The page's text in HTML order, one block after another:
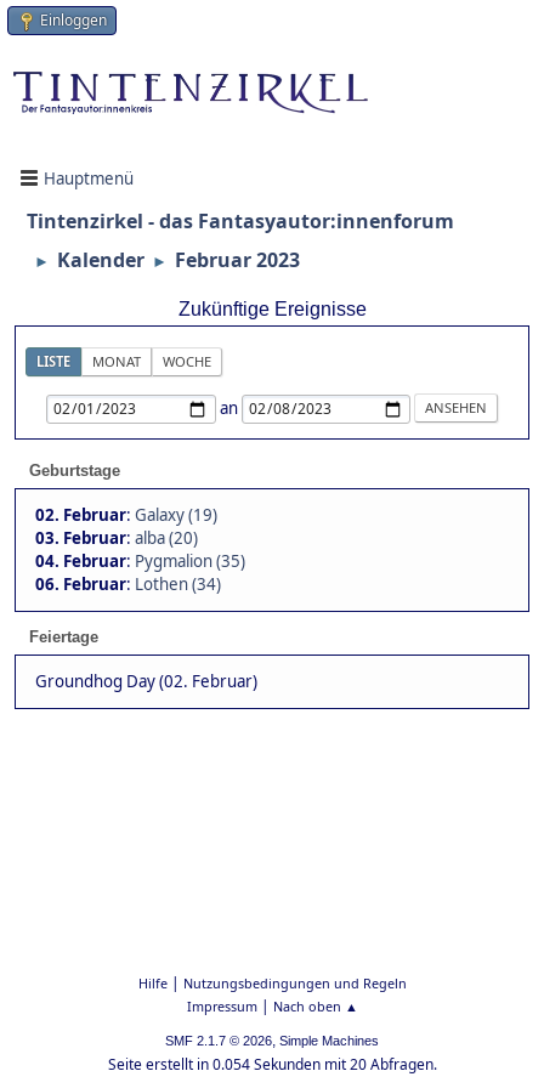
Einloggen
Hauptmenü
Tintenzirkel - das Fantasyautor:innenforum
► Kalender ► Februar 2023
Zukünftige Ereignisse
LISTE MONAT WOCHE
an
Geburtstage
02. Februar: Galaxy (19)
03. Februar: alba (20)
04. Februar: Pygmalion (35)
06. Februar: Lothen (34)
Feiertage
Groundhog Day (02. Februar)
Hilfe| Nutzungsbedingungen und Regeln
Impressum| Nach oben ▲
SMF 2.1.7 © 2026, Simple Machines
Seite erstellt in 0.054 Sekunden mit 20 Abfragen.